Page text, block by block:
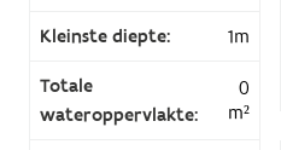
Kleinste diepte: 1m
Totale
wateroppervlakte:
0
m²